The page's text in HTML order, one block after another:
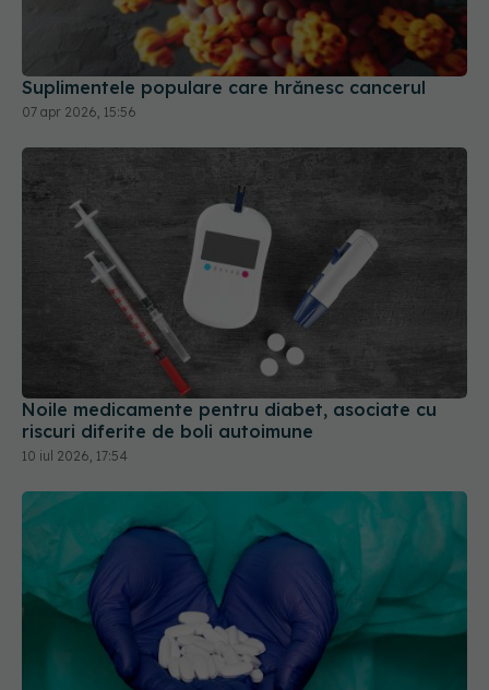
Suplimentele populare care hrănesc cancerul
Noile medicamente pentru diabet, asociate cu
riscuri diferite de boli autoimune
10 iul 2026, 17:54